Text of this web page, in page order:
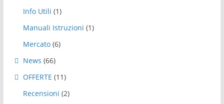
Info Utili (1)
Manuali Istruzioni (1)
Mercato (6)
News (66)
OFFERTE (11)
Recensioni (2)